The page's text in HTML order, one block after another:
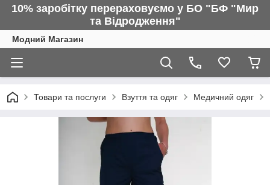
10% заробітку перераховуємо у БО "БФ "Мир
та Відродження"
Модний Магазин
Товари та послуги Взуття та одяг Медичний одяг